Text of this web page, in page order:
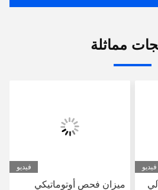
مماثلة
فيديو فيديو
ميزان فحص أوتوماتيكي